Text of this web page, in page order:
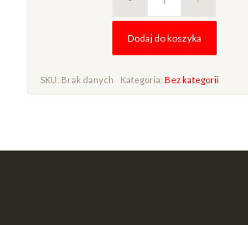
Dodaj do koszyka
SKU: Brak danych Kategoria: Bez kategorii